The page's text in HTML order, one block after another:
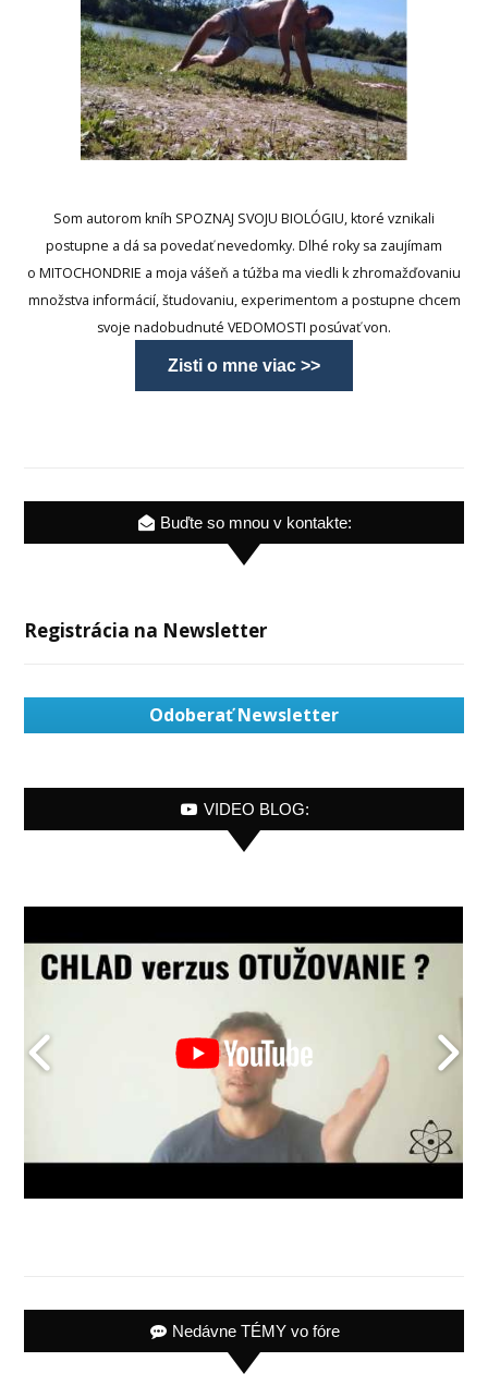
Som autorom kníh SPOZNAJ SVOJU BIOLÓGIU, ktoré vznikali
postupne a dá sa povedať nevedomky. Dlhé roky sa zaujímam
o MITOCHONDRIE a moja vášeň a túžba ma viedli k zhromažďovaniu
množstva informácií, študovaniu, experimentom a postupne chcem
svoje nadobudnuté VEDOMOSTI posúvať von.
Zisti o mne viac >>
Buďte so mnou v kontakte:
Registrácia na Newsletter
Odoberať Newsletter
VIDEO BLOG:
Nedávne TÉMY vo fóre